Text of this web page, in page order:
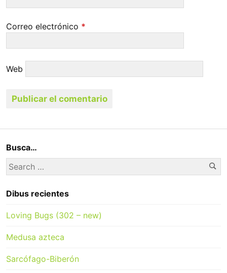
Correo electrónico *
Web
Busca…
Search
for:
Dibus recientes
Loving Bugs (302 – new)
Medusa azteca
Sarcófago-Biberón